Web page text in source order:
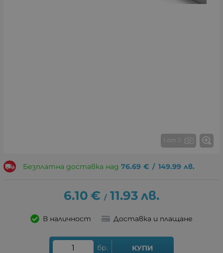
1 от 2
Безплатна доставка над 76.69 € / 149.99 лв.
6.10 € / 11.93 лв.
В наличност Доставка и плащане
бр. КУПИ